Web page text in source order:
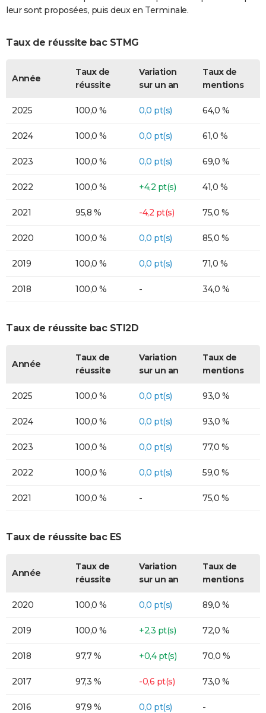
leur sont proposées, puis deux en Terminale.
Taux de réussite bac STMG
Année
Taux de
réussite
Variation
sur un an
Taux de
mentions
2025 100,0 % 0,0 pt(s) 64,0 %
2024 100,0 % 0,0 pt(s) 61,0 %
2023 100,0 % 0,0 pt(s) 69,0 %
2022 100,0 % +4,2 pt(s) 41,0 %
2021 95,8 % -4,2 pt(s) 75,0 %
2020 100,0 % 0,0 pt(s) 85,0 %
2019 100,0 % 0,0 pt(s) 71,0 %
2018 100,0 % - 34,0 %
Taux de réussite bac STI2D
Année
Taux de
réussite
Variation
sur un an
Taux de
mentions
2025 100,0 % 0,0 pt(s) 93,0 %
2024 100,0 % 0,0 pt(s) 93,0 %
2023 100,0 % 0,0 pt(s) 77,0 %
2022 100,0 % 0,0 pt(s) 59,0 %
2021 100,0 % - 75,0 %
Taux de réussite bac ES
Année
Taux de
réussite
Variation
sur un an
Taux de
mentions
2020 100,0 % 0,0 pt(s) 89,0 %
2019 100,0 % +2,3 pt(s) 72,0 %
2018 97,7 % +0,4 pt(s) 70,0 %
2017 97,3 % -0,6 pt(s) 73,0 %
2016 97,9 % 0,0 pt(s) -